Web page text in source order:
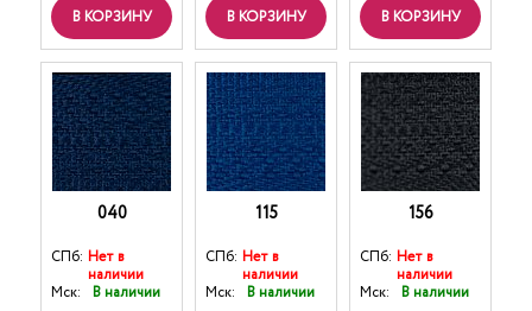
В КОРЗИНУ В КОРЗИНУ В КОРЗИНУ
040
СПб: Нет в
наличии
Мск:
В наличии
115
СПб: Нет в
наличии
Мск:
В наличии
156
СПб: Нет в
наличии
Мск:
В наличии